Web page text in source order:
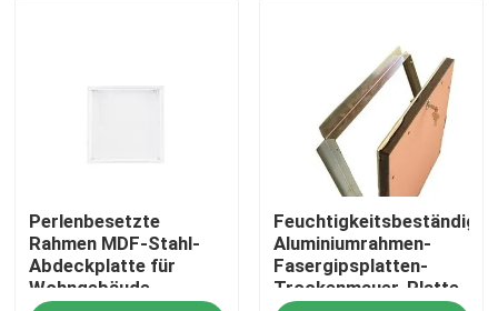
Perlenbesetzte
Rahmen MDF-Stahl-
Abdeckplatte für
Wohngebäude
Feuchtigkeitsbeständige
Aluminiumrahmen-
Fasergipsplatten-
Trockenmauer-Platte